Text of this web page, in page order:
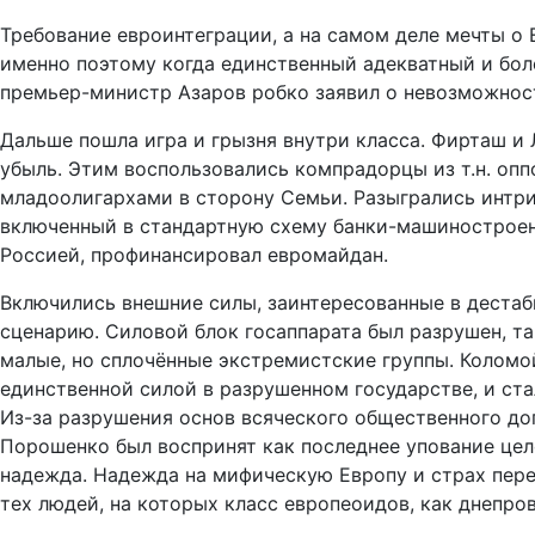
Требование евроинтеграции, а на самом деле мечты
именно поэтому когда единственный адекватный и
премьер-министр Азаров робко заявил о
Дальше пошла игра и грызня внутри класса. Фирташ и
убыль. Этим воспользовались компрадорцы из т.н.
младоолигархами в сторону Семьи. Разыгрались
включенный в стандартную схему банки-
Россией, профинансировал евромайдан.
Включились внешние силы, заинтересованные в
сценарию. Силовой блок госаппарата был разрушен,
малые, но сплочённые экстремистские группы.
единственной силой в разрушенном государстве, и
Из-за разрушения основ всяческого общественного
Порошенко был воспринят как последнее упование
надежда. Надежда на мифическую Европу и страх
тех людей, на которых класс европеоидов, как